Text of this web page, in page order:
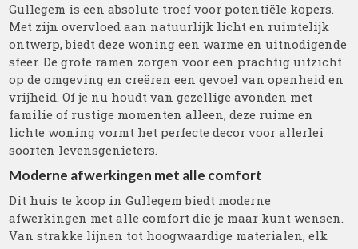
Gullegem is een absolute troef voor potentiële kopers.
Met zijn overvloed aan natuurlijk licht en ruimtelijk
ontwerp, biedt deze woning een warme en uitnodigende
sfeer. De grote ramen zorgen voor een prachtig uitzicht
op de omgeving en creëren een gevoel van openheid en
vrijheid. Of je nu houdt van gezellige avonden met
familie of rustige momenten alleen, deze ruime en
lichte woning vormt het perfecte decor voor allerlei
soorten levensgenieters.
Moderne afwerkingen met alle comfort
Dit huis te koop in Gullegem biedt moderne
afwerkingen met alle comfort die je maar kunt wensen.
Van strakke lijnen tot hoogwaardige materialen, elk